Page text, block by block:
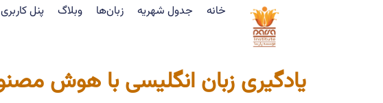
خانه جدول شهریه زبان‌ها وبلاگ پنل کاربری
یادگیری زبان انگلیسی با هوش